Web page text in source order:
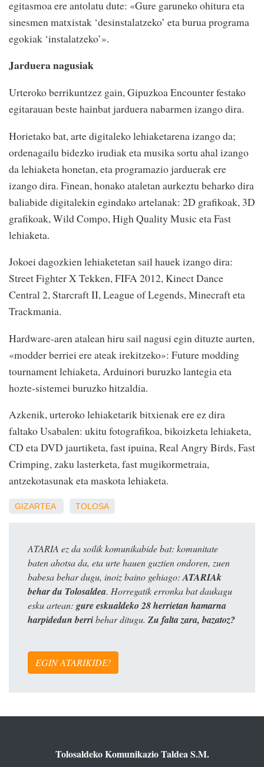
egitasmoa ere antolatu dute: «Gure garuneko ohitura eta
sinesmen matxistak ‘desinstalatzeko’ eta burua programa
egokiak ‘instalatzeko’».
Jarduera nagusiak
Urteroko berrikuntzez gain, Gipuzkoa Encounter festako
egitarauan beste hainbat jarduera nabarmen izango dira.
Horietako bat, arte digitaleko lehiaketarena izango da;
ordenagailu bidezko irudiak eta musika sortu ahal izango
da lehiaketa honetan, eta programazio jarduerak ere
izango dira. Finean, honako ataletan aurkeztu beharko dira
baliabide digitalekin egindako artelanak: 2D grafikoak, 3D
grafikoak, Wild Compo, High Quality Music eta Fast
lehiaketa.
Jokoei dagozkien lehiaketetan sail hauek izango dira:
Street Fighter X Tekken, FIFA 2012, Kinect Dance
Central 2, Starcraft II, League of Legends, Minecraft eta
Trackmania.
Hardware-aren atalean hiru sail nagusi egin dituzte aurten,
«modder berriei ere ateak irekitzeko»: Future modding
tournament lehiaketa, Arduinori buruzko lantegia eta
hozte-sistemei buruzko hitzaldia.
Azkenik, urteroko lehiaketarik bitxienak ere ez dira
faltako Usabalen: ukitu fotografikoa, bikoizketa lehiaketa,
CD eta DVD jaurtiketa, fast ipuina, Real Angry Birds, Fast
Crimping, zaku lasterketa, fast mugikormetraia,
antzekotasunak eta maskota lehiaketa.
GIZARTEA TOLOSA
ATARIA ez da soilik komunikabide bat: komunitate
baten ahotsa da, eta urte hauen guztien ondoren, zuen
babesa behar dugu, inoiz baino gehiago: ATARIAk
behar du Tolosaldea. Horregatik erronka bat daukagu
esku artean: gure eskualdeko 28 herrietan hamarna
harpidedun berribehar ditugu. Zu falta zara, bazatoz?
EGIN ATARIKIDE!
Tolosaldeko Komunikazio Taldea S.M.